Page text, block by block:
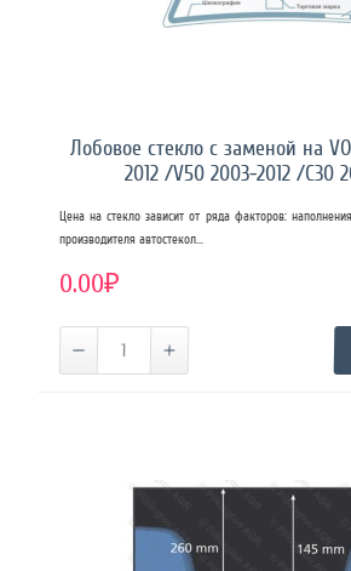
Лобовое стекло с заменой на
2012 /V50 2003-2012 /C30
Цена на стекло зависит от ряда факторов:
производителя автостекол...
0.00₽